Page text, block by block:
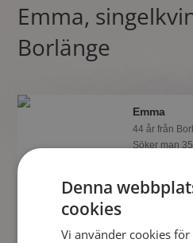
Emma,
Borlänge
Emma
44 år från
Söker man
Emma och
Denna
cookies
Vi använder cookies för